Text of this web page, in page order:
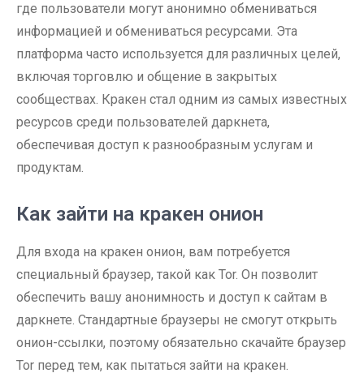
где пользователи могут анонимно обмениваться
информацией и обмениваться ресурсами. Эта
платформа часто используется для различных целей,
включая торговлю и общение в закрытых
сообществах. Кракен стал одним из самых известных
ресурсов среди пользователей даркнета,
обеспечивая доступ к разнообразным услугам и
продуктам.
Как зайти на кракен онион
Для входа на кракен онион, вам потребуется
специальный браузер, такой как Tor. Он позволит
обеспечить вашу анонимность и доступ к сайтам в
даркнете. Стандартные браузеры не смогут открыть
онион-ссылки, поэтому обязательно скачайте браузер
Tor перед тем, как пытаться зайти на кракен.